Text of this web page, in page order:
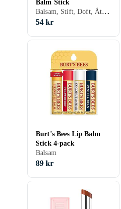
Balm Stick
Balsam, Stift, Doft, Återfuktande, Solskydd, Närande, Shea Butter
54 kr
Burt's Bees Lip Balm
Stick 4-pack
Balsam
89 kr